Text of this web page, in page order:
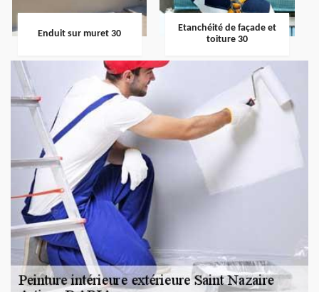
Enduit sur muret 30
Etanchéité de façade et
toiture 30